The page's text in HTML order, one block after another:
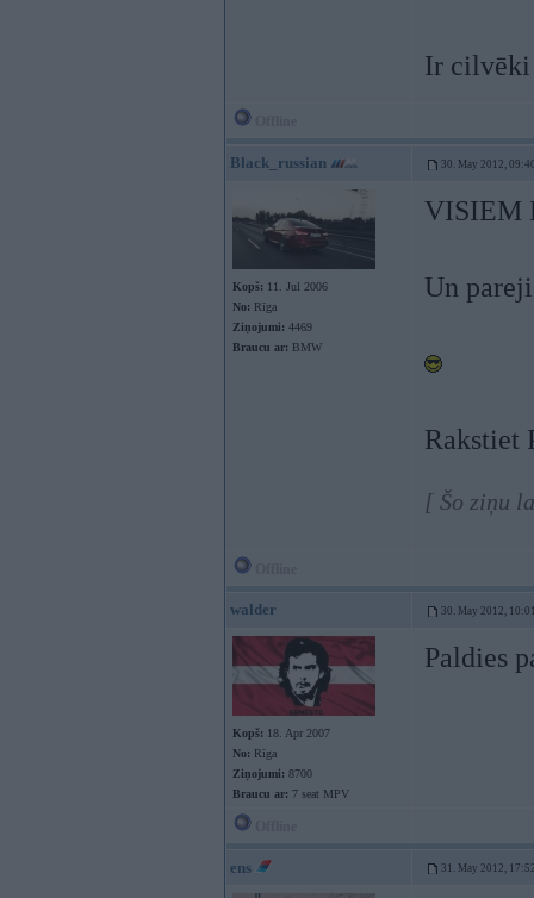
Ir
Black_russian 30. May 2012,
Kopš: 11. Jul 2006
No: Rīga
Ziņojumi: 4469
Braucu ar: BMW
VISIEM
Un
Rakstiet
[ Šo ziņu
walder 30. May 2012,
Kopš: 18. Apr 2007
No: Rīga
Ziņojumi: 8700
Braucu ar: 7 seat MPV
Paldies
ens 31. May 2012,